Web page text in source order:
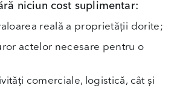
niciun cost suplimentar:
reală a proprietății dorite;
actelor necesare pentru o
comerciale, logistică, cât și